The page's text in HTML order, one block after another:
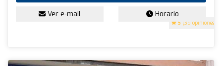
5 (39 opiniones)
Ver e-mail Horario